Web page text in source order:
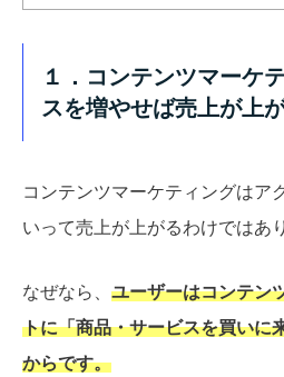
１．コンテンツマーケ
スを増やせば売上が上
コンテンツマーケティングはア
いって売上が上がるわけではあ
なぜなら、 ユーザーはコンテン
トに「商品・サービスを買いに
からです。